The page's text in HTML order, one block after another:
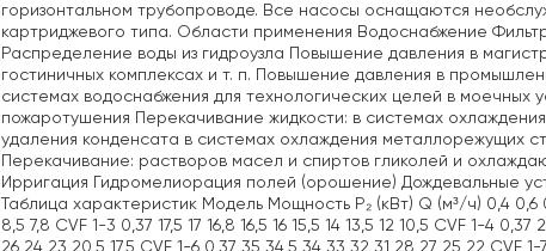
горизонтальном трубопроводе. Все насосы оснащаются
картриджевого типа. Области применения Водоснабжение
Распределение воды из гидроузла Повышение давления в
гостиничных комплексах и т. п. Повышение давления в
системах водоснабжения для технологических целей в моечных
пожаротушения Перекачивание жидкости: в системах
удаления конденсата в системах охлаждения металлорежущих
Перекачивание: растворов масел и спиртов гликолей и
Ирригация Гидромелиорация полей (орошение) Дождевальные
Таблица характеристик Модель Мощность P₂ (кВт) Q (м³/ч) 0,4 0,6 0,8
8,5 7,8 CVF 1-3 0,37 17,5 17 16,8 16,5 16 15,5 14 13,5 12 10,5 CVF 1-4
26 24 23 20,5 17,5 CVF 1-6 0,37 35 34,5 34 33 32 31 28 27 25 22 CVF